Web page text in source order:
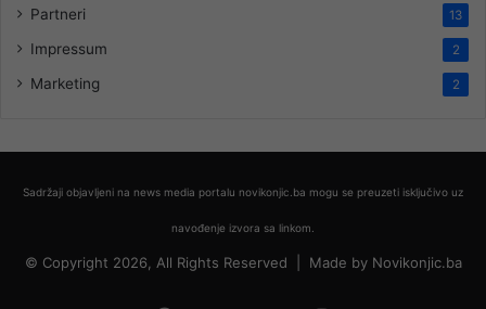
Partneri 13
Impressum 2
Marketing 2
Sadržaji objavljeni na news media portalu novikonjic.ba mogu se preuzeti isključivo uz
navođenje izvora sa linkom.
© Copyright 2026, All Rights Reserved | Made by Novikonjic.ba